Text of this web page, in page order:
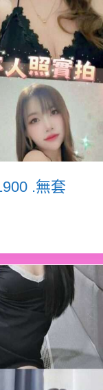
.無套